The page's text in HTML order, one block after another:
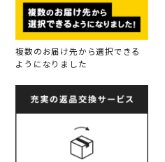
複数のお届け先から選択できる
ようになりました